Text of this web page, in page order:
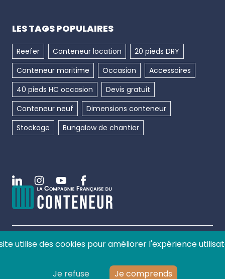
LES TAGS POPULAIRES
Reefer Conteneur location
20 pieds DRY
Conteneur maritime
Occasion
Accessoires
40 pieds HC occasion
Devis gratuit
Conteneur neuf
Dimensions conteneur
Stockage
Bungalow de chantier
LinkedinInstagramYoutubeFacebook
©2026La compagnie française du conteneur, tous
utilise des cookies pour améliorer l'expérience
Je refuse Je comprends